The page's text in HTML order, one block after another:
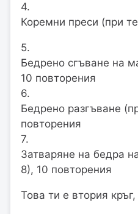
4.
Коремни преси (при
5.
Бедрено сгъване на
10 повторения
6.
Бедрено разгъване
повторения
7.
Затваряне на бедра
8), 10 повторения
Това ти е втория